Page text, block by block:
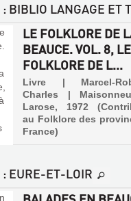
: BIBLIO LANGAGE ET
LE FOLKLORE DE
BEAUCE. VOL. 8, LE
FOLKLORE DE L...
Livre | Marcel-
Charles |
Larose, 1972
au Folklore des
France)
: EURE-ET-LOIR